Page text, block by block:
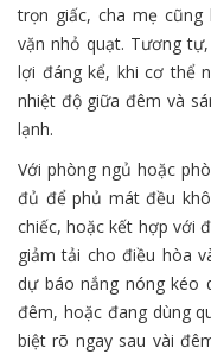
trọn giấc, cha mẹ
vặn nhỏ quạt. Tương
lợi đáng kể, khi cơ thể
nhiệt độ giữa đêm và
lạnh.
Với phòng ngủ hoặc
đủ để phủ mát đều
chiếc, hoặc kết hợp với
giảm tải cho điều hòa
dự báo nắng nóng kéo
đêm, hoặc đang dùng
biệt rõ ngay sau vài